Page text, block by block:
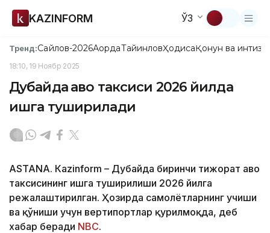
KAZINFORM ЎЗ
Тренд:Сайлов-2026АқордаТайинловҲодисаҚонун ва
18:10, 19 Ноябр 2025
Дубайда ҳаво таксиси 2026 йилда
ишга туширилади
ASTANА. Кazinform – Дубайда биринчи тижорат ҳаво
таксисининг ишга туширилиши 2026 йилга
режалаштирилган. Ҳозирда самолётларнинг учиши
ва қўниши учун вертипортлар қурилмоқда, деб
хабар беради NBC.